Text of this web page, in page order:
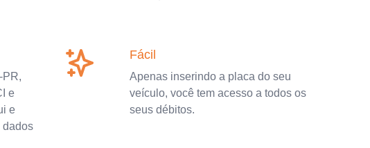
PR,
e
e
dados
Fácil
Apenas inserindo a placa do seu
veículo, você tem acesso a todos os
seus débitos.